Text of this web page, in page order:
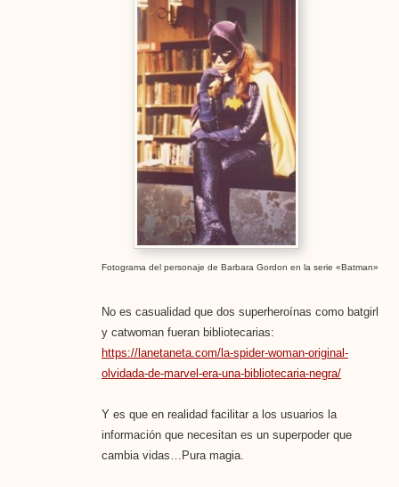
Fotograma del personaje de Barbara Gordon en la serie «Batman»
No es casualidad que dos superheroínas como batgirl
y catwoman fueran bibliotecarias:
https://lanetaneta.com/la-spider-woman-original-
olvidada-de-marvel-era-una-bibliotecaria-negra/
Y es que en realidad facilitar a los usuarios la
información que necesitan es un superpoder que
cambia vidas…Pura magia.